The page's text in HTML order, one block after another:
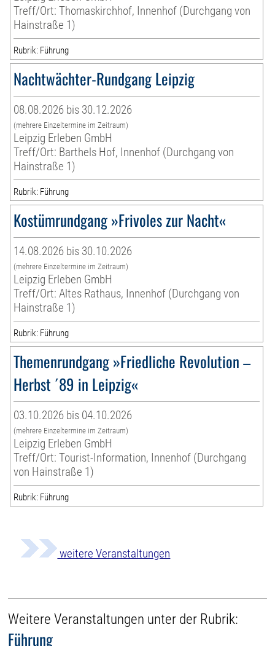
Treff/Ort: Thomaskirchhof, Innenhof (Durchgang von
Hainstraße 1)
Rubrik: Führung
Nachtwächter-Rundgang Leipzig
08.08.2026 bis 30.12.2026
(mehrere Einzeltermine im Zeitraum)
Leipzig Erleben GmbH
Treff/Ort: Barthels Hof, Innenhof (Durchgang von
Hainstraße 1)
Rubrik: Führung
Kostümrundgang »Frivoles zur Nacht«
14.08.2026 bis 30.10.2026
(mehrere Einzeltermine im Zeitraum)
Leipzig Erleben GmbH
Treff/Ort: Altes Rathaus, Innenhof (Durchgang von
Hainstraße 1)
Rubrik: Führung
Themenrundgang »Friedliche Revolution –
Herbst ´89 in Leipzig«
03.10.2026 bis 04.10.2026
(mehrere Einzeltermine im Zeitraum)
Leipzig Erleben GmbH
Treff/Ort: Tourist-Information, Innenhof (Durchgang
von Hainstraße 1)
Rubrik: Führung
weitere Veranstaltungen
Weitere Veranstaltungen unter der Rubrik:
Führung